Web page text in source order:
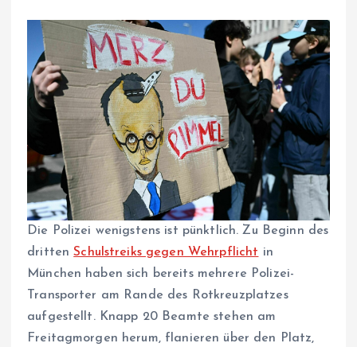
Die Polizei wenigstens ist pünktlich. Zu Beginn des
drittenSchulstreiks gegen Wehrpflicht in
München haben sich bereits mehrere Polizei-
Transporter am Rande des Rotkreuzplatzes
aufgestellt. Knapp 20 Beamte stehen am
Freitagmorgen herum, flanieren über den Platz,